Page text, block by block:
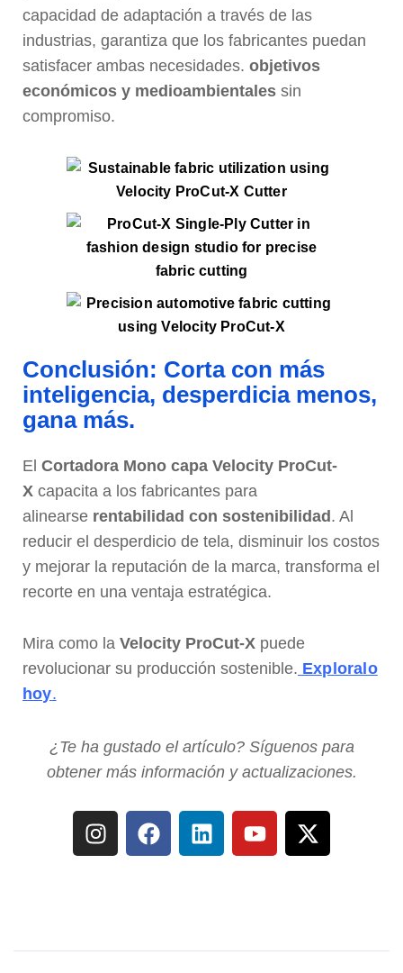
capacidad de adaptación a través de las
industrias, garantiza que los fabricantes puedan
satisfacer ambas necesidades. objetivos
económicos y medioambientales sin
compromiso.
Conclusión: Corta con más
inteligencia, desperdicia menos,
gana más.
El Cortadora Mono capa Velocity ProCut-
X capacita a los fabricantes para
alinearse rentabilidad con sostenibilidad. Al
reducir el desperdicio de tela, disminuir los costos
y mejorar la reputación de la marca, transforma el
recorte en una ventaja estratégica.
Mira como la Velocity ProCut-X puede
revolucionar su producción sostenible. Exploralo
hoy.
¿Te ha gustado el artículo? Síguenos para
obtener más información y actualizaciones.